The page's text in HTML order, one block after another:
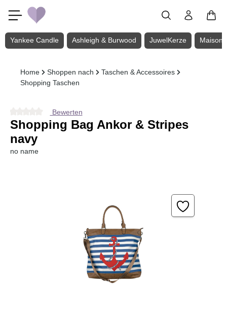
Zum Hauptinhalt springen
Yankee Candle Ashleigh & Burwood JuwelKerze Maison
Home Shoppen nach
Taschen & Accessoires
Shopping Taschen
Durchschnittliche Bewertung von 0 von 5 Sternen
Bewerten
Shopping Bag Ankor & Stripes
navy
no name